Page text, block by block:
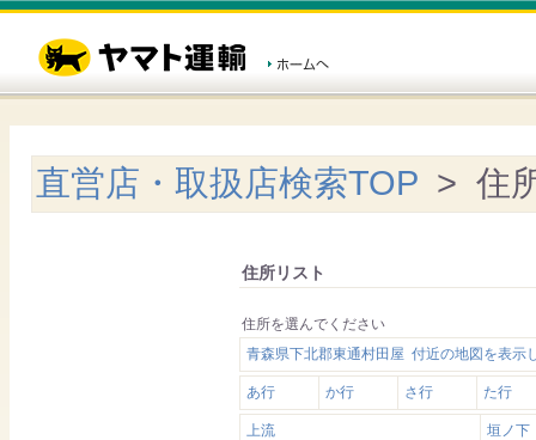
直営店・取扱店検索TOP > 住
住所リスト
住所を選んでください
青森県下北郡東通村田屋 付近の地図を表示
あ行 か行 さ行 た行
上流
垣ノ下